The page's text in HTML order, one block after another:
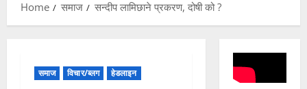
Home समाज सन्दीप लामिछाने प्रकरण, दोषी को ?
समाज विचार/ब्लग हेडलाइन